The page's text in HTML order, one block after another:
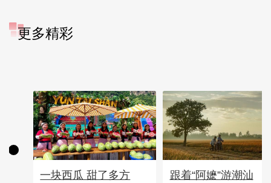
更多精彩
一块西瓜 甜了多方 跟着“阿嬷”游潮汕